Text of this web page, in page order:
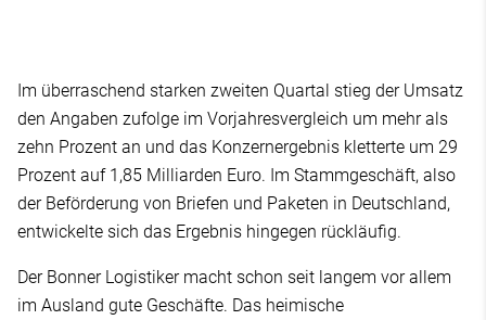
Im überraschend starken zweiten Quartal stieg der Umsatz
den Angaben zufolge im Vorjahresvergleich um mehr als
zehn Prozent an und das Konzernergebnis kletterte um 29
Prozent auf 1,85 Milliarden Euro. Im Stammgeschäft, also
der Beförderung von Briefen und Paketen in Deutschland,
entwickelte sich das Ergebnis hingegen rückläufig.
Der Bonner Logistiker macht schon seit langem vor allem
im Ausland gute Geschäfte. Das heimische